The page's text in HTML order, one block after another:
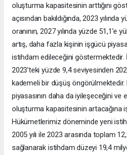
oluşturma kapasitesinin arttığını
açısından bakıldığında, 2023
oranının, 2027 yılında yüzde 51,1'e
artış, daha fazla kişinin işgücü
istihdam edileceğini göstermektedir.
2023'teki yüzde 9,4 seviyesinden
kademeli bir düşüş öngörülmektedir.
piyasasının daha da iyileşeceğini
oluşturma kapasitesinin artacağına
Hükümetlerimiz döneminde yeni
2005 yılı ile 2023 arasında toplam
sağlanarak istihdam düzeyi 19,4